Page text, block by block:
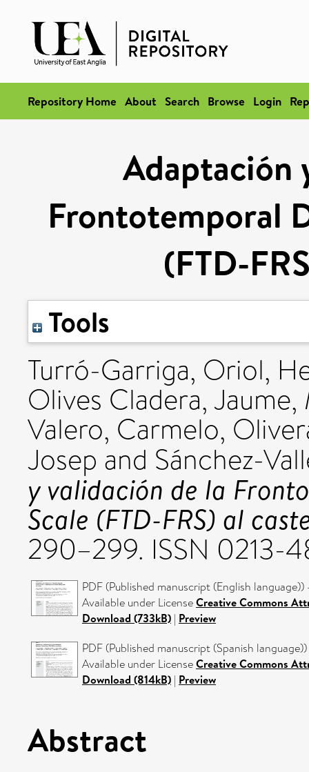
Repository Home About Search Browse Login
Adaptación
Frontotemporal
(FTD-
Tools
Turró-Garriga, Oriol,
Olives Cladera, Jaume,
Valero, Carmelo,
Josep and Sánchez-
y validación de la
Scale (FTD-FRS) al
290–299. ISSN 0213-
PDF (Published manuscript (English language))
Available under LicenseCreative Commons
Download (733kB) | Preview
PDF (Published manuscript (Spanish
Available under LicenseCreative Commons
Download (814kB) | Preview
Abstract